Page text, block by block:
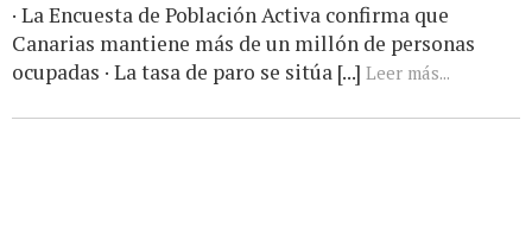
· La Encuesta de Población Activa confirma que
Canarias mantiene más de un millón de personas
ocupadas · La tasa de paro se sitúa [...] Leer más...